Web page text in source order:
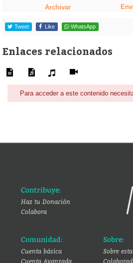
Archivar
Tweet Like WhatsApp
Enlaces relacionados
Para acceder a este contenido
Contribuye:
Haz tu Donación
Colabora
Comunidad:
Cuenta básica
Cuenta Avanzada
Sobre:
Sobre